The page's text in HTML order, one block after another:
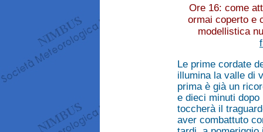
Ore 16: come
ormai coperto e
modellistica
Le prime cordate
illumina la valle di
prima è già un
e dieci minuti
toccherà il
aver combattuto